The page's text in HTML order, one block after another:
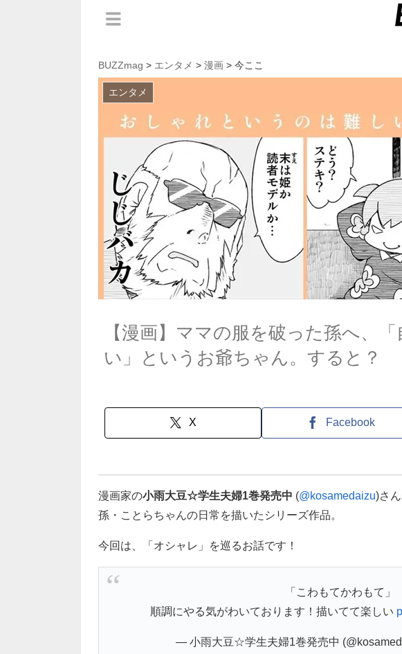
BUZZmag > エンタメ > 漫画 > 今ここ
エンタメ
【漫画】ママの服を破った孫へ、
い」というお爺ちゃん。すると？
X Facebook
漫画家の小雨大豆☆学生夫婦1巻発売中 (@kosamedaizu)さ
孫・ことらちゃんの日常を描いたシリーズ作品。
今回は、「オシャレ」を巡るお話です！
「こわもてかわもて」
順調にやる気がわいております！描いてて楽しい
— 小雨大豆☆学生夫婦1巻発売中